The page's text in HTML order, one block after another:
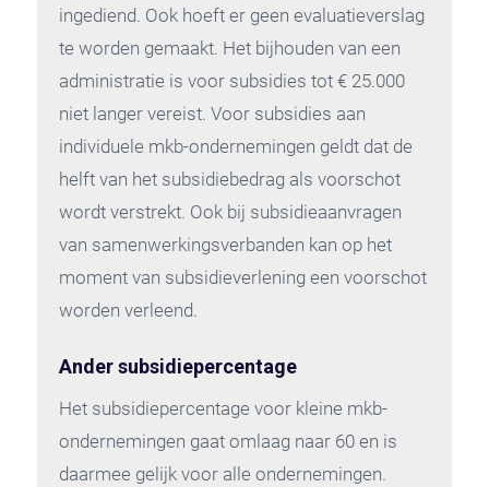
ingediend. Ook hoeft er geen evaluatieverslag
te worden gemaakt. Het bijhouden van een
administratie is voor subsidies tot € 25.000
niet langer vereist. Voor subsidies aan
individuele mkb-ondernemingen geldt dat de
helft van het subsidiebedrag als voorschot
wordt verstrekt. Ook bij subsidieaanvragen
van samenwerkingsverbanden kan op het
moment van subsidieverlening een voorschot
worden verleend.
Ander subsidiepercentage
Het subsidiepercentage voor kleine mkb-
ondernemingen gaat omlaag naar 60 en is
daarmee gelijk voor alle ondernemingen.